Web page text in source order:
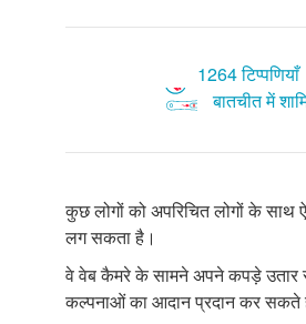
1264 टिप्पणियाँ
बातचीत में
कुछ लोगों को अपरिचित लोगों के साथ
लग सकता है।
वे वेब कैमरे के सामने अपने कपड़े उतार
कल्पनाओं का आदान प्रदान कर सकते